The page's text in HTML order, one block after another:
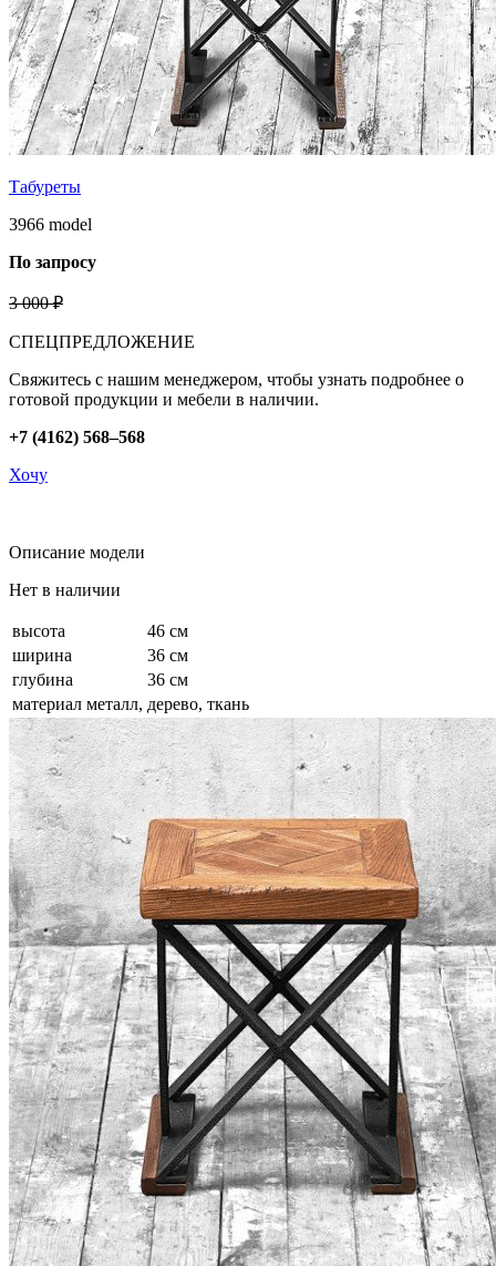
Табуреты
3966 model
По запросу
3 000 ₽
СПЕЦПРЕДЛОЖЕНИЕ
Свяжитесь с нашим менеджером, чтобы узнать подробнее о
готовой продукции и мебели в наличии.
+7 (4162) 568–568
Хочу
Описание модели
Нет в наличии
высота
46 см
ширина
36 см
глубина
36 см
материал металл, дерево, ткань